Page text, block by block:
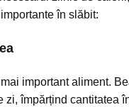
în slăbit:
important aliment.
zi, împărțind cantitatea